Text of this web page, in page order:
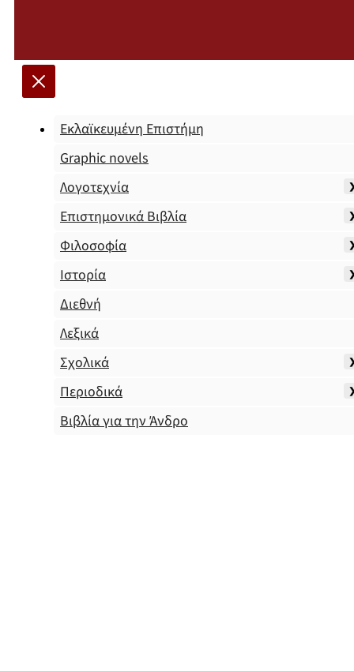
Εκλαϊκευμένη Επιστήμη
Graphic novels
Λογοτεχνία
Επιστημονικά Βιβλία
Φιλοσοφία
Ιστορία
Διεθνή
Λεξικά
Σχολικά
Περιοδικά
Βιβλία για την Άνδρο